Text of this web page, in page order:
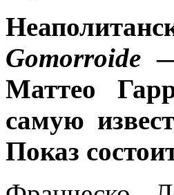
Gomorroide
Маттео
самую
Показ